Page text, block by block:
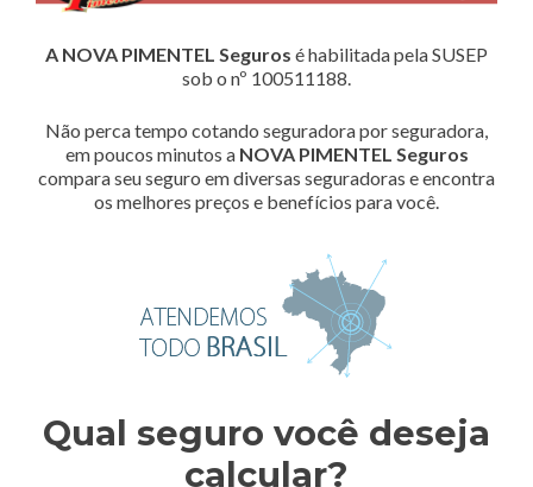
A NOVA PIMENTEL Seguros é habilitada pela SUSEP
sob o nº 100511188.
Não perca tempo cotando seguradora por seguradora,
em poucos minutos a NOVA PIMENTEL Seguros
compara seu seguro em diversas seguradoras e encontra
os melhores preços e benefícios para você.
Qual seguro você deseja
calcular?